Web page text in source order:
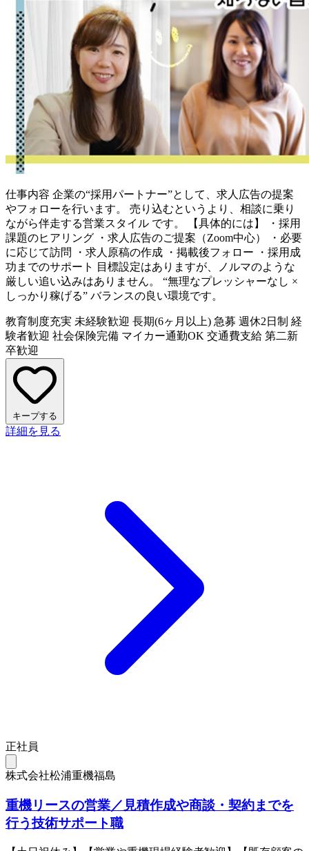
仕事内容 企業の“採用パートナー”として、求人広告の提案
やフォローを行います。 売り込むというより、相談に乗り
ながら伴走する営業スタイル です。 【具体的には】 ・採用
課題のヒアリング ・求人広告のご提案（Zoom中心） ・必要
に応じて訪問 ・求人原稿の作成 ・掲載後フォロー ・採用成
功までのサポート 目標設定はありますが、ノルマのような
厳しい追い込みはありません。 “無理なプレッシャーなし ×
しっかり稼げる” バランスの良い環境です。
教育制度充実 未経験歓迎 長期(6ヶ月以上) 急募 週休2日制 経
験者歓迎 社会保険完備 マイカー通勤OK 交通費支給 第二新
卒歓迎
キープする
詳細を見る
正社員
株式会社松浦重機福島
重機リースの営業／見積作成や商談・契約までを
行う技術サポート職